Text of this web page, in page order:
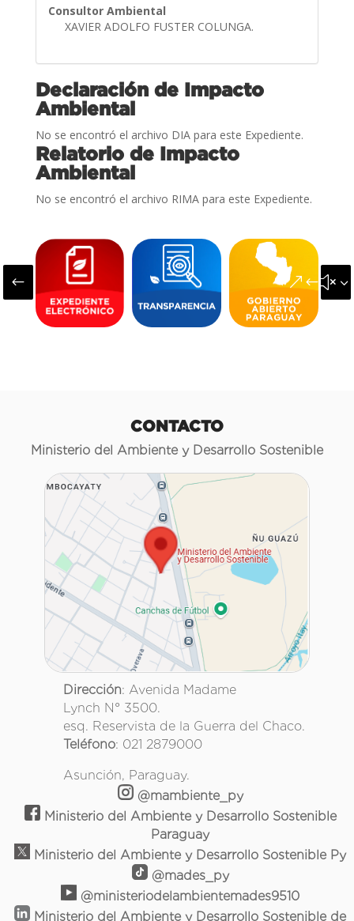
Consultor Ambiental
XAVIER ADOLFO FUSTER COLUNGA.
Declaración de Impacto
Ambiental
No se encontró el archivo DIA para este Expediente.
Relatorio de Impacto
Ambiental
No se encontró el archivo RIMA para este Expediente.
#
CONTACTO
Ministerio del Ambiente y Desarrollo Sostenible
Dirección: Avenida Madame
Lynch N° 3500.
esq. Reservista de la Guerra del Chaco.
Teléfono: 021 2879000
Asunción, Paraguay.
@mambiente_py
Ministerio del Ambiente y Desarrollo Sostenible
Paraguay
Ministerio del Ambiente y Desarrollo Sostenible Py
@mades_py
@ministeriodelambientemades9510
Ministerio del Ambiente y Desarrollo Sostenible de